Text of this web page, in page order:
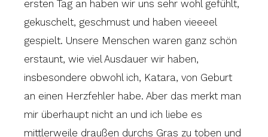
ersten Tag an haben wir uns sehr wohl gefühlt,
gekuschelt, geschmust und haben vieeeel
gespielt. Unsere Menschen waren ganz schön
erstaunt, wie viel Ausdauer wir haben,
insbesondere obwohl ich, Katara, von Geburt
an einen Herzfehler habe. Aber das merkt man
mir überhaupt nicht an und ich liebe es
mittlerweile draußen durchs Gras zu toben und